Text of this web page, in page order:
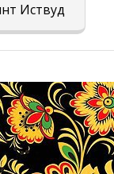
Иствуд